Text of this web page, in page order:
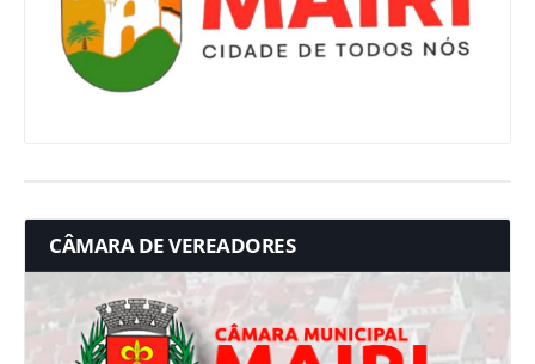
CÂMARA DE VEREADORES